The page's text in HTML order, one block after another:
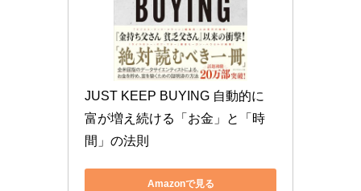
JUST KEEP BUYING 自動的に
富が増え続ける「お金」と「時
間」の法則
Amazonで見る